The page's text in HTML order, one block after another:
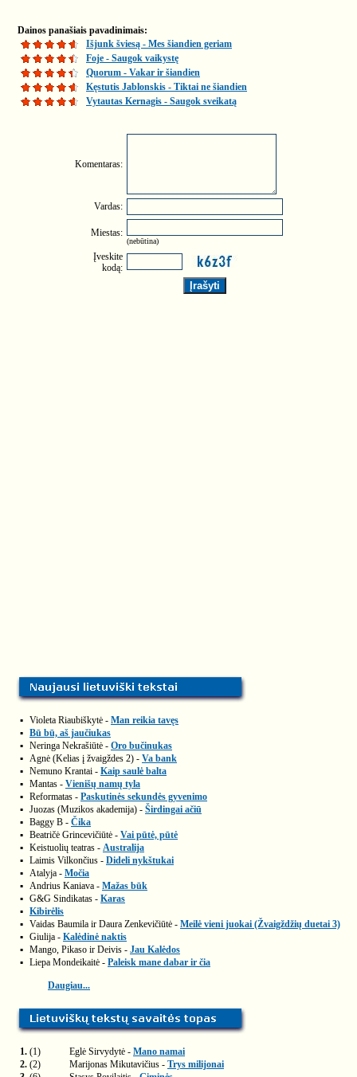
Dainos panašiais pavadinimais:
Išjunk šviesą - Mes šiandien geriam
Foje - Saugok vaikystę
Quorum - Vakar ir šiandien
Kęstutis Jablonskis - Tiktai ne šiandien
Vytautas Kernagis - Saugok sveikatą
Komentaras:
Vardas:
Miestas:
(nebūtina)
Įveskite
kodą:
▪ Violeta Riaubiškytė - Man reikia tavęs
▪ Bū bū, aš jaučiukas
▪ Neringa Nekrašiūtė - Oro bučinukas
▪ Agnė (Kelias į žvaigždes 2) - Va bank
▪ Nemuno Krantai - Kaip saulė balta
▪ Mantas - Vienišų namų tyla
▪ Reformatas - Paskutinės sekundės gyvenimo
▪ Juozas (Muzikos akademija) - Širdingai ačiū
▪ Baggy B - Čika
▪ Beatričė Grincevičiūtė - Vai pūtė, pūtė
▪ Keistuolių teatras - Australija
▪ Laimis Vilkončius - Dideli nykštukai
▪ Atalyja - Močia
▪ Andrius Kaniava - Mažas būk
▪ G&G Sindikatas - Karas
▪ Kibirėlis
▪ Vaidas Baumila ir Daura Zenkevičiūtė - Meilė vieni juokai (Žvaigždžių duetai 3)
▪ Giulija - Kalėdinė naktis
▪ Mango, Pikaso ir Deivis - Jau Kalėdos
▪ Liepa Mondeikaitė - Paleisk mane dabar ir čia
Daugiau...
1. (1) Eglė Sirvydytė - Mano namai
2. (2) Marijonas Mikutavičius - Trys milijonai